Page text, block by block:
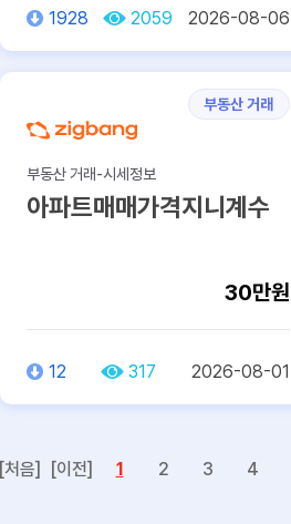
1928 2059 2026-08-06
부동산 거래
부동산 거래-시세정보
아파트매매가격지니계수
30만원
12 317 2026-08-01
[처음] [이전] 1 2 3 4